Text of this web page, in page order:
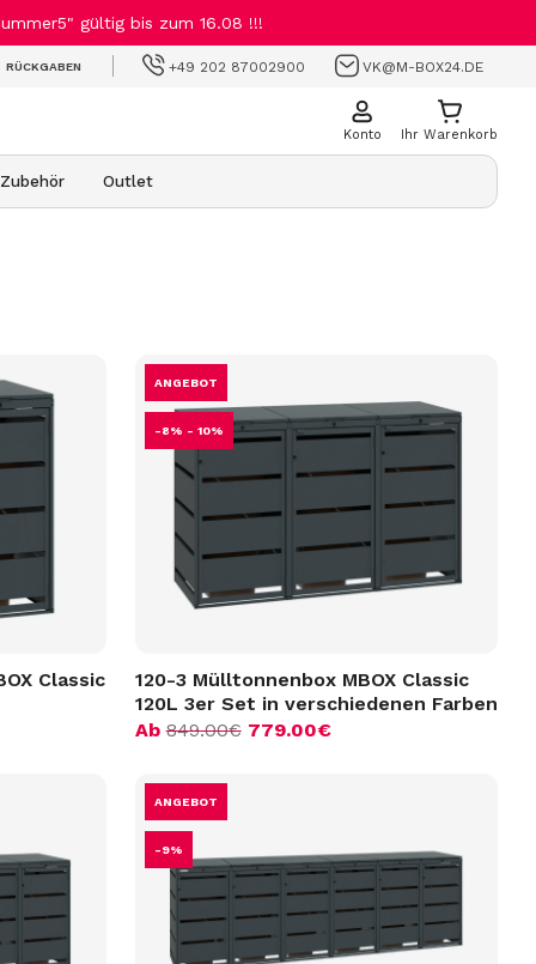
gültig bis zum 16.08 !!!
RÜCKGABEN +49 202 87002900 VK@M-BOX24.DE
Konto Ihr Warenkorb
Zubehör Outlet
Classic
-8% - 10%
ANGEBOT
120-3 Mülltonnenbox MBOX Classic
120L 3er Set in verschiedenen Farben
Ab849.00€ 779.00€
-9%
ANGEBOT